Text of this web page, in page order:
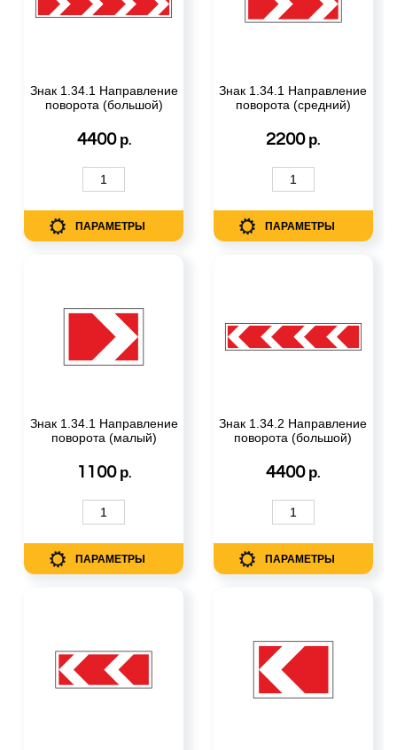
Знак 1.34.1 Направление
поворота (большой)
4400 р.
ПАРАМЕТРЫ
Знак 1.34.1 Направление
поворота (средний)
2200 р.
ПАРАМЕТРЫ
Знак 1.34.1 Направление
поворота (малый)
1100 р.
ПАРАМЕТРЫ
Знак 1.34.2 Направление
поворота (большой)
4400 р.
ПАРАМЕТРЫ